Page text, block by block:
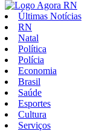
Últimas Notícias
RN
Natal
Política
Polícia
Economia
Brasil
Saúde
Esportes
Cultura
Serviços